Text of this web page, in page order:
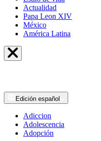
Actualidad
Papa Leon XIV
México
América Latina
Edición español
Adiccion
Adolescencia
Adopción